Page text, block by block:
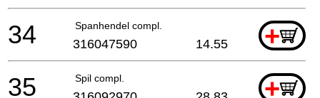
Spanhendel compl. +
34 316047590 14.55
Spil compl. +
35